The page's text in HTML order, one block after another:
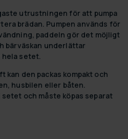
utrustningen för att pumpa
brädan. Pumpen används för
paddeln gör det möjligt
bärväskan underlättar
setet.
kan den packas kompakt och
husbilen eller båten.
och måste köpas separat